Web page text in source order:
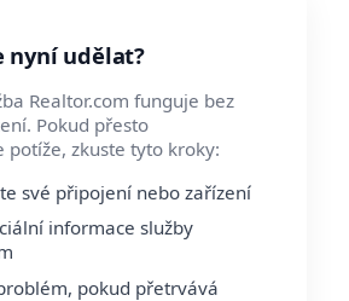
nyní udělat?
Realtor.com funguje bez
Pokud přesto
potíže, zkuste tyto kroky:
své připojení nebo zařízení
informace služby
pokud přetrvává